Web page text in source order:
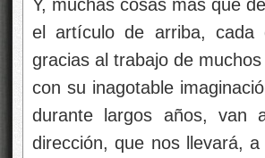
Y, muchas cosas más que
el artículo de arriba, cada
gracias al trabajo de
con su inagotable
durante largos años, van
dirección, que nos llevará,